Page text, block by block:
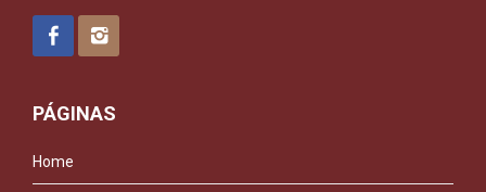
PÁGINAS
Home